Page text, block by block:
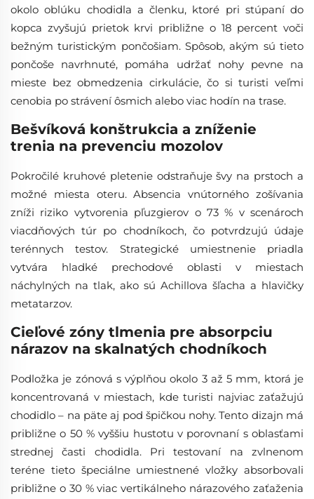
okolo oblúku chodidla a členku, ktoré pri stúpaní do
kopca zvyšujú prietok krvi približne o 18 percent voči
bežným turistickým pončošiam. Spôsob, akým sú tieto
pončoše navrhnuté, pomáha udržať nohy pevne na
mieste bez obmedzenia cirkulácie, čo si turisti veľmi
cenobia po strávení ôsmich alebo viac hodín na trase.
Bešvíková konštrukcia a zníženie
trenia na prevenciu mozolov
Pokročilé kruhové pletenie odstraňuje švy na prstoch a
možné miesta oteru. Absencia vnútorného zošívania
zníži riziko vytvorenia pľuzgierov o 73 % v scenároch
viacdňových túr po chodníkoch, čo potvrdzujú údaje
terénnych testov. Strategické umiestnenie priadla
vytvára hladké prechodové oblasti v miestach
náchylných na tlak, ako sú Achillova šľacha a hlavičky
metatarzov.
Cieľové zóny tlmenia pre absorpciu
nárazov na skalnatých chodníkoch
Podložka je zónová s výplňou okolo 3 až 5 mm, ktorá je
koncentrovaná v miestach, kde turisti najviac zaťažujú
chodidlo – na päte aj pod špičkou nohy. Tento dizajn má
približne o 50 % vyššiu hustotu v porovnaní s oblasťami
strednej časti chodidla. Pri testovaní na zvlnenom
teréne tieto špeciálne umiestnené vložky absorbovali
približne o 30 % viac vertikálneho nárazového zaťaženia